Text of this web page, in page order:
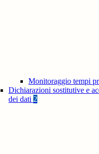
Monitoraggio tempi
Dichiarazioni sostitutive e
dei dati 2